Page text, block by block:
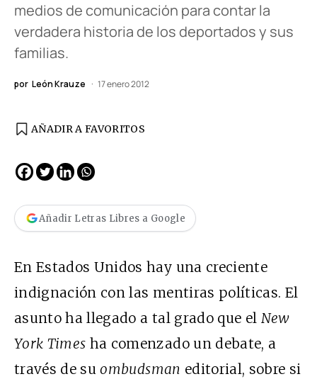
medios de comunicación para contar la
verdadera historia de los deportados y sus
familias.
por León Krauze 17 enero 2012
AÑADIR A FAVORITOS
Añadir Letras Libres a Google
En Estados Unidos hay una creciente
indignación con las mentiras políticas. El
asunto ha llegado a tal grado que el New
York Times ha comenzado un debate, a
través de suombudsman editorial, sobre si